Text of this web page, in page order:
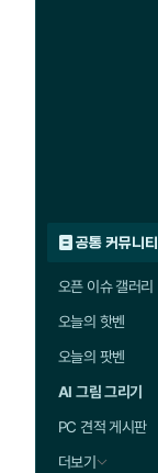
공통 커뮤니티
오픈 이슈 갤러리
오늘의 핫벤
오늘의 팟벤
AI 그림 그리기
PC 견적 게시판
더보기